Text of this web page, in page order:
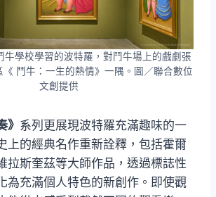
牛學校學習的波特羅，對鬥牛場上的戲劇張
《 鬥牛：一生的熱情》一隅。圖／聯合數位
文創提供
》 系列更展現波特羅充滿趣味的一
上的經典名作重新詮釋，包括霍爾
拉斯奎茲等大師作品，透過標誌性
為充滿個人特色的新創作。即使觀